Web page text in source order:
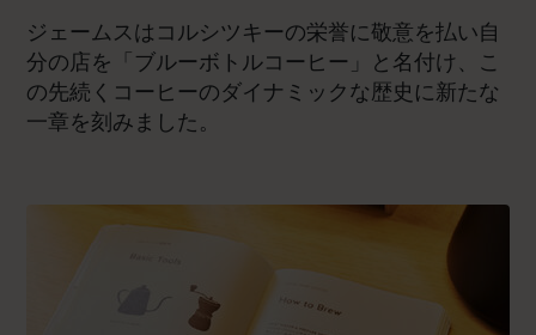
ジェームスはコルシツキーの栄誉に敬意を払い自
分の店を「ブルーボトルコーヒー」と名付け、こ
の先続くコーヒーのダイナミックな歴史に新たな
一章を刻みました。